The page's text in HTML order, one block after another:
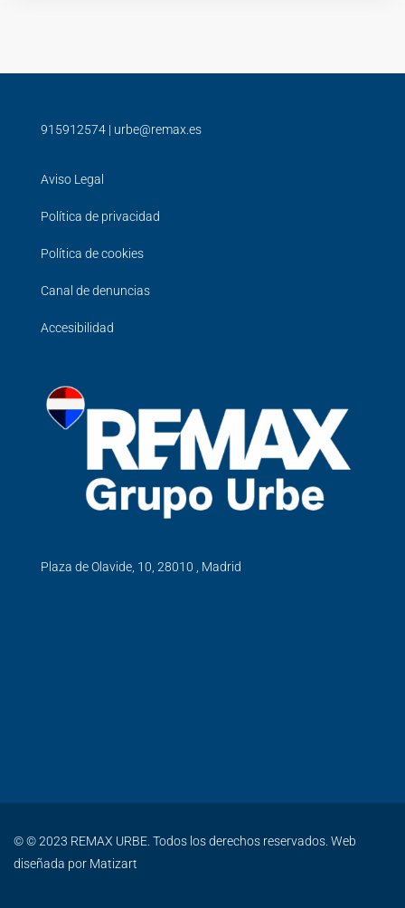
915912574 | urbe@remax.es
Aviso Legal
Política de privacidad
Política de cookies
Canal de denuncias
Accesibilidad
Plaza de Olavide, 10, 28010 , Madrid
© © 2023 REMAX URBE. Todos los derechos reservados. Web
diseñada por Matizart